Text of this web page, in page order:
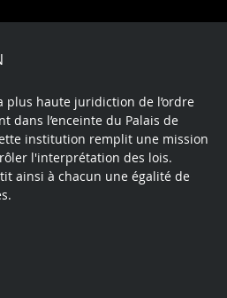
YoutubeLinkedInInstagram
plus haute juridiction de l’ordre
dans l’enceinte du Palais de
institution remplit une mission
l'interprétation des lois.
ainsi à chacun une égalité de